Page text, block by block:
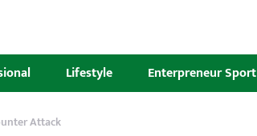
Lifestyle Enterpreneur Sport
Attack